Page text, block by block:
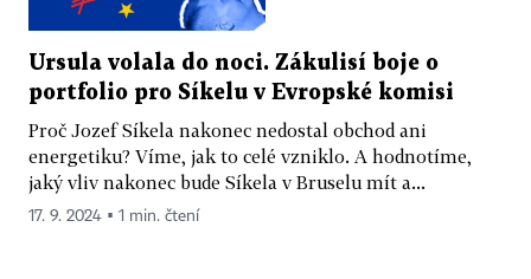
Ursula volala do noci. Zákulisí boje o
portfolio pro Síkelu v Evropské komisi
Proč Jozef Síkela nakonec nedostal obchod ani
energetiku? Víme, jak to celé vzniklo. A hodnotíme,
jaký vliv nakonec bude Síkela v Bruselu mít a...
17. 9. 2024 ▪ 1 min. čtení